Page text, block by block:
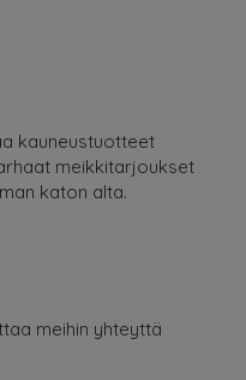
kauneustuotteet
meikkitarjoukset
katon alta.
meihin yhteyttä